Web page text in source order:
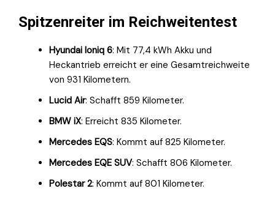
Spitzenreiter im Reichweitentest
Hyundai Ioniq 6: Mit 77,4 kWh Akku und
Heckantrieb erreicht er eine Gesamtreichweite
von 931 Kilometern.
Lucid Air: Schafft 859 Kilometer.
BMW iX: Erreicht 835 Kilometer.
Mercedes EQS: Kommt auf 825 Kilometer.
Mercedes EQE SUV: Schafft 806 Kilometer.
Polestar 2: Kommt auf 801 Kilometer.